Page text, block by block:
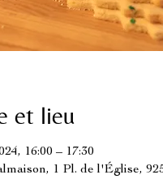
et lieu
16:00 – 17:30
1 Pl. de l'Église,